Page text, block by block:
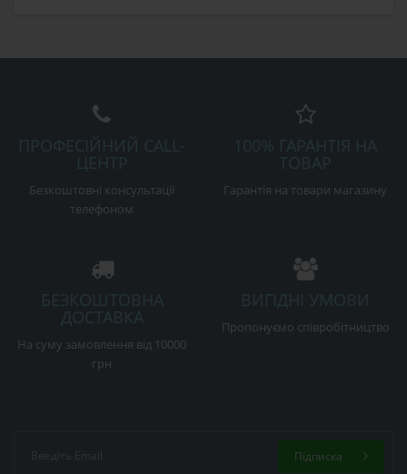
ПРОФЕСІЙНИЙ CALL-
ЦЕНТР
Безкоштовні консультації
телефоном
100% ГАРАНТІЯ НА
ТОВАР
Гарантія на товари магазину
БЕЗКОШТОВНА
ДОСТАВКА
На суму замовлення від 10000
грн
ВИГІДНІ УМОВИ
Пропонуємо співробітництво
Підписка